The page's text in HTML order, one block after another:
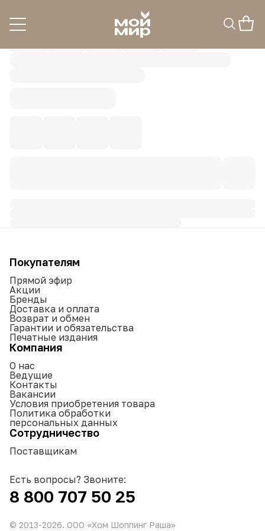
Покупателям
Прямой эфир
Акции
Бренды
Доставка и оплата
Возврат и обмен
Гарантии и обязательства
Печатные издания
Компания
О нас
Ведущие
Контакты
Вакансии
Условия приобретения товара
Политика обработки
персональных данных
Сотрудничество
Поставщикам
Есть вопросы? Звоните:
8 800 707 50 25
© 2013-2026. ООО «Хом Шоппинг Раша»